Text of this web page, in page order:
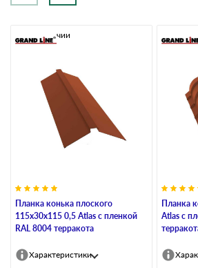
Планка конька плоского
115х30х115 0,5 Atlas с пленкой
RAL 8004 терракота
В наличии
Характеристики
Планка
Atlas с
В